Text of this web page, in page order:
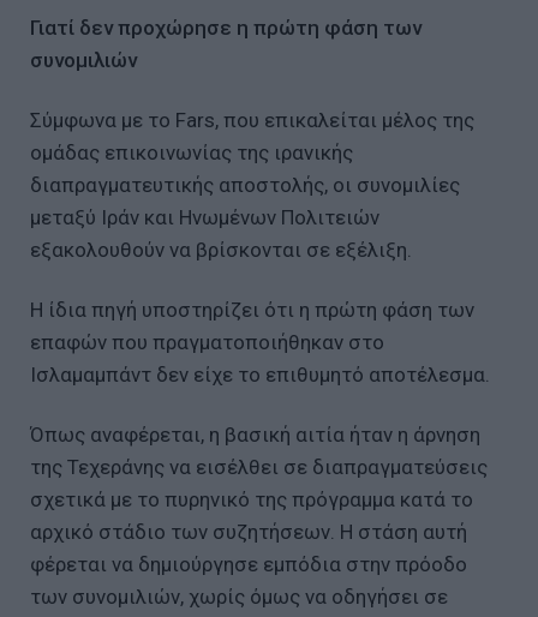
Γιατί δεν προχώρησε η πρώτη φάση των
συνομιλιών
Σύμφωνα με το Fars, που επικαλείται μέλος της
ομάδας επικοινωνίας της ιρανικής
διαπραγματευτικής αποστολής, οι συνομιλίες
μεταξύ Ιράν και Ηνωμένων Πολιτειών
εξακολουθούν να βρίσκονται σε εξέλιξη.
Η ίδια πηγή υποστηρίζει ότι η πρώτη φάση των
επαφών που πραγματοποιήθηκαν στο
Ισλαμαμπάντ δεν είχε το επιθυμητό αποτέλεσμα.
Όπως αναφέρεται, η βασική αιτία ήταν η άρνηση
της Τεχεράνης να εισέλθει σε διαπραγματεύσεις
σχετικά με το πυρηνικό της πρόγραμμα κατά το
αρχικό στάδιο των συζητήσεων. Η στάση αυτή
φέρεται να δημιούργησε εμπόδια στην πρόοδο
των συνομιλιών, χωρίς όμως να οδηγήσει σε